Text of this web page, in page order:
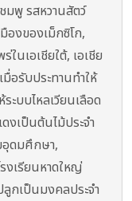
พู รสหวานสัตว์
องของเม็กซิโก,
ในเอเชียใต้, เอเชีย
มื่อรับประทานทำให้
ะบบไหลเวียนเลือด
งเป็นต้นไม้ประจำ
อุดมศึกษา,
งเรียนหาดใหญ่
กเป็นมงคลประจำ